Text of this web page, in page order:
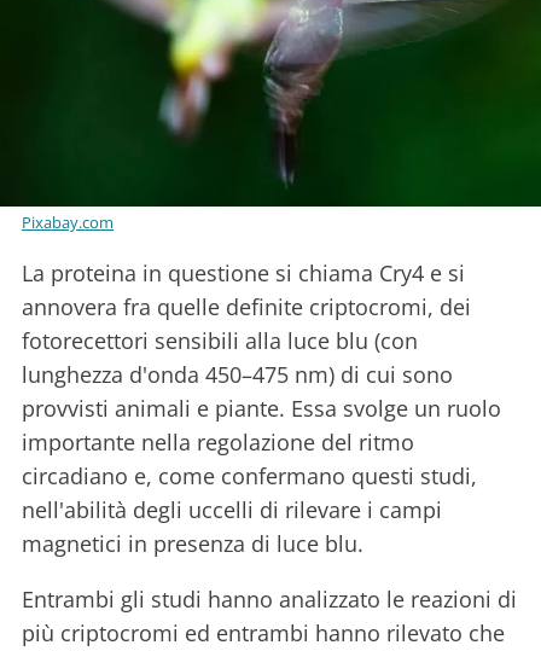
Pixabay.com
La proteina in questione si chiama Cry4 e si
annovera fra quelle definite criptocromi, dei
fotorecettori sensibili alla luce blu (con
lunghezza d'onda 450–475 nm) di cui sono
provvisti animali e piante. Essa svolge un ruolo
importante nella regolazione del ritmo
circadiano e, come confermano questi studi,
nell'abilità degli uccelli di rilevare i campi
magnetici in presenza di luce blu.
Entrambi gli studi hanno analizzato le reazioni di
più criptocromi ed entrambi hanno rilevato che